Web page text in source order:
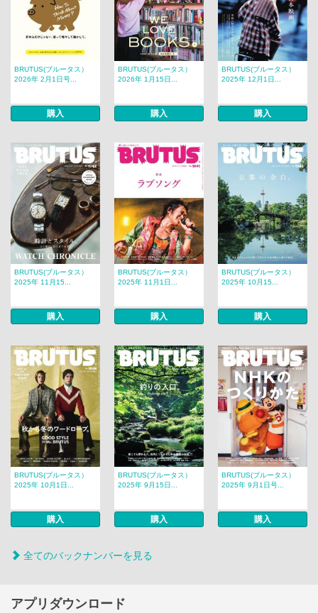
BRUTUS(ブルータス）
2026年 2月1日号...
購入
BRUTUS(ブルータス）
2026年 1月15日...
購入
BRUTUS(ブルータス）
2025年 12月1日...
購入
BRUTUS(ブルータス）
2025年 11月15...
購入
BRUTUS(ブルータス）
2025年 11月1日...
購入
BRUTUS(ブルータス）
2025年 10月15...
購入
BRUTUS(ブルータス）
2025年 10月1日...
購入
BRUTUS(ブルータス）
2025年 9月15日...
購入
BRUTUS(ブルータス）
2025年 9月1日号...
購入
全てのバックナンバーを見る
アプリダウンロード